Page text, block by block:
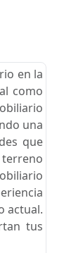
en la
como
una
que
terreno
actual.
tus